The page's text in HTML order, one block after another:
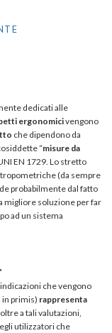
dedicati alle
ergonomicivengono
che dipendono da
“misure da
EN 1729. Lo stretto
(da sempre
probabilmente dal fatto
migliore soluzione per far
ad un sistema
che vengono
in primis) rappresenta
a tali valutazioni,
utilizzatori che